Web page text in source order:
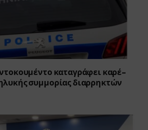
καταγράφει καρέ-
συμμορίας διαρρηκτών